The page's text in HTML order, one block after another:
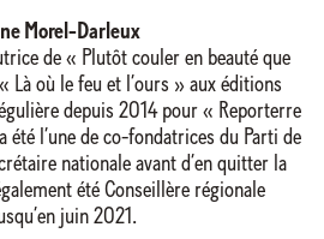
Morel-Darleux
de « Plutôt couler en beauté que
Là où le feu et l’ours » aux éditions
depuis 2014 pour « Reporterre
été l’une de co-fondatrices du Parti de
nationale avant d’en quitter la
été Conseillère régionale
juin 2021.